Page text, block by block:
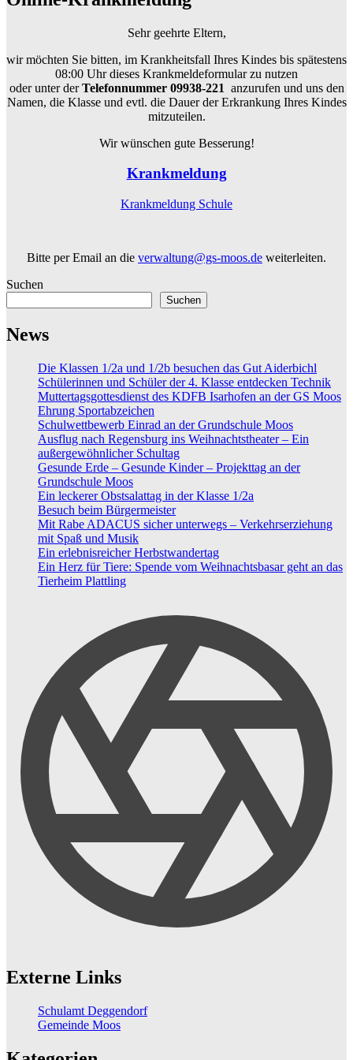
Sehr geehrte Eltern,
wir möchten Sie bitten, im Krankheitsfall Ihres Kindes bis spätestens
08:00 Uhr dieses Krankmeldeformular zu nutzen
oder unter derTelefonnummer 09938-221 anzurufen und uns den
Namen, die Klasse und evtl. die Dauer der Erkrankung Ihres Kindes
mitzuteilen.
Wir wünschen gute Besserung!
Krankmeldung
Krankmeldung Schule
Bitte per Email an die verwaltung@gs-moos.de weiterleiten.
Suchen
Suchen
News
Die Klassen 1/2a und 1/2b besuchen das Gut Aiderbichl
Schülerinnen und Schüler der 4. Klasse entdecken Technik
Muttertagsgottesdienst des KDFB Isarhofen an der GS Moos
Ehrung Sportabzeichen
Schulwettbewerb Einrad an der Grundschule Moos
Ausflug nach Regensburg ins Weihnachtstheater – Ein
außergewöhnlicher Schultag
Gesunde Erde – Gesunde Kinder – Projekttag an der
Grundschule Moos
Ein leckerer Obstsalattag in der Klasse 1/2a
Besuch beim Bürgermeister
Mit Rabe ADACUS sicher unterwegs – Verkehrserziehung
mit Spaß und Musik
Ein erlebnisreicher Herbstwandertag
Ein Herz für Tiere: Spende vom Weihnachtsbasar geht an das
Tierheim Plattling
Externe Links
Schulamt Deggendorf
Gemeinde Moos